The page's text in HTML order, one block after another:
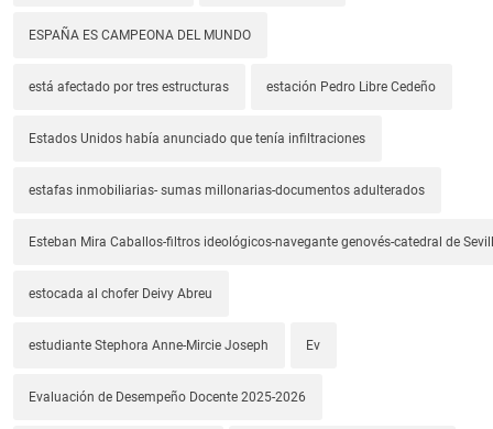
ESPAÑA ES CAMPEONA DEL MUNDO
está afectado por tres estructuras estación Pedro Libre Cedeño
Estados Unidos había anunciado que tenía infiltraciones
estafas inmobiliarias- sumas millonarias-documentos adulterados
Esteban Mira Caballos-filtros ideológicos-navegante genovés-catedral de
estocada al chofer Deivy Abreu
estudiante Stephora Anne-Mircie Joseph Ev
Evaluación de Desempeño Docente 2025-2026